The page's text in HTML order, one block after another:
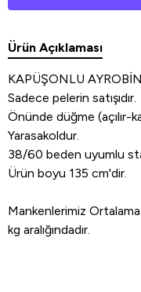
Ürün Açıklaması
KAPÜŞONLU
Sadece pelerin satışıdır.
Önünde düğme (açılır-
Yarasakoldur.
38/60 beden uyumlu
Ürün boyu 135 cm'dir.
Mankenlerimiz
kg aralığındadır.